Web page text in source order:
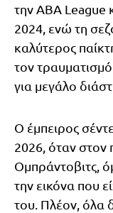
την ABA League
2024, ενώ τη
καλύτερος
τον
για μεγάλο
Ο έμπειρος
2026, όταν στον
Ομπράντοβιτς,
την εικόνα που
του. Πλέον, όλα